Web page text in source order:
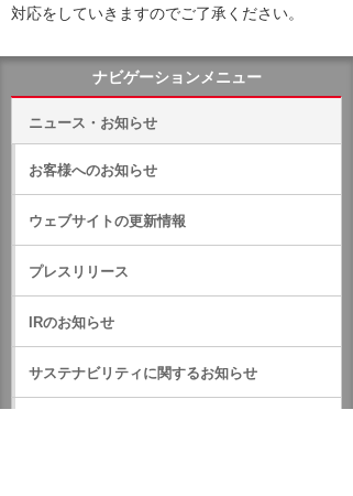
対応をしていきますのでご了承ください。
ナビゲーションメニュー
ニュース・お知らせ
お客様へのお知らせ
ウェブサイトの更新情報
プレスリリース
IRのお知らせ
サステナビリティに関するお知らせ